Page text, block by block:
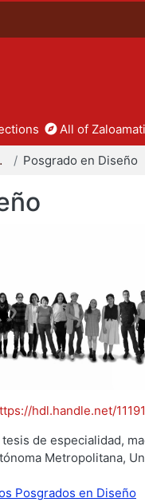
All of Zaloamati
Posgrado en Diseño
hdl.handle.net/
de especialidad,
Metropolitana,
Posgrados en Diseño